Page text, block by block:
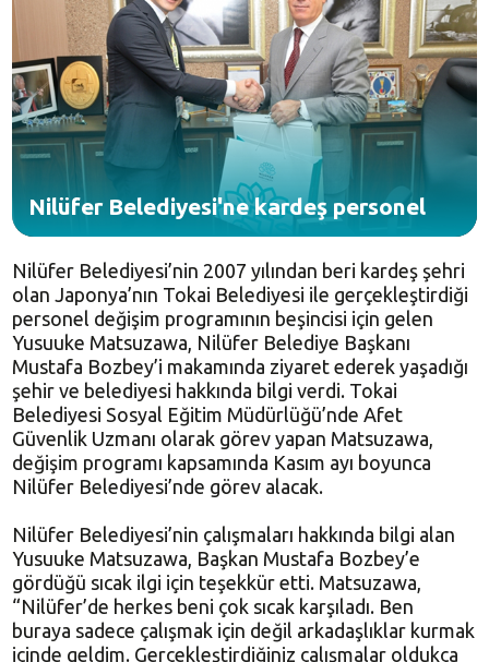
Nilüfer Belediyesi'ne kardeş personel
Nilüfer Belediyesi’nin 2007 yılından beri kardeş şehri
olan Japonya’nın Tokai Belediyesi ile gerçekleştirdiği
personel değişim programının beşincisi için gelen
Yusuuke Matsuzawa, Nilüfer Belediye Başkanı
Mustafa Bozbey’i makamında ziyaret ederek yaşadığı
şehir ve belediyesi hakkında bilgi verdi. Tokai
Belediyesi Sosyal Eğitim Müdürlüğü’nde Afet
Güvenlik Uzmanı olarak görev yapan Matsuzawa,
değişim programı kapsamında Kasım ayı boyunca
Nilüfer Belediyesi’nde görev alacak.
Nilüfer Belediyesi’nin çalışmaları hakkında bilgi alan
Yusuuke Matsuzawa, Başkan Mustafa Bozbey’e
gördüğü sıcak ilgi için teşekkür etti. Matsuzawa,
“Nilüfer’de herkes beni çok sıcak karşıladı. Ben
buraya sadece çalışmak için değil arkadaşlıklar kurmak
içinde geldim. Gerçekleştirdiğiniz çalışmalar oldukça